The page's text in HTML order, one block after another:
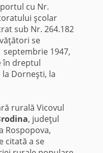
cu Nr.
şcolar
sub Nr. 264.182
se
septembrie 1947,
în dreptul
Dorneşti, la
rurală Vicovul
, judeţul
Rospopova,
citată a se